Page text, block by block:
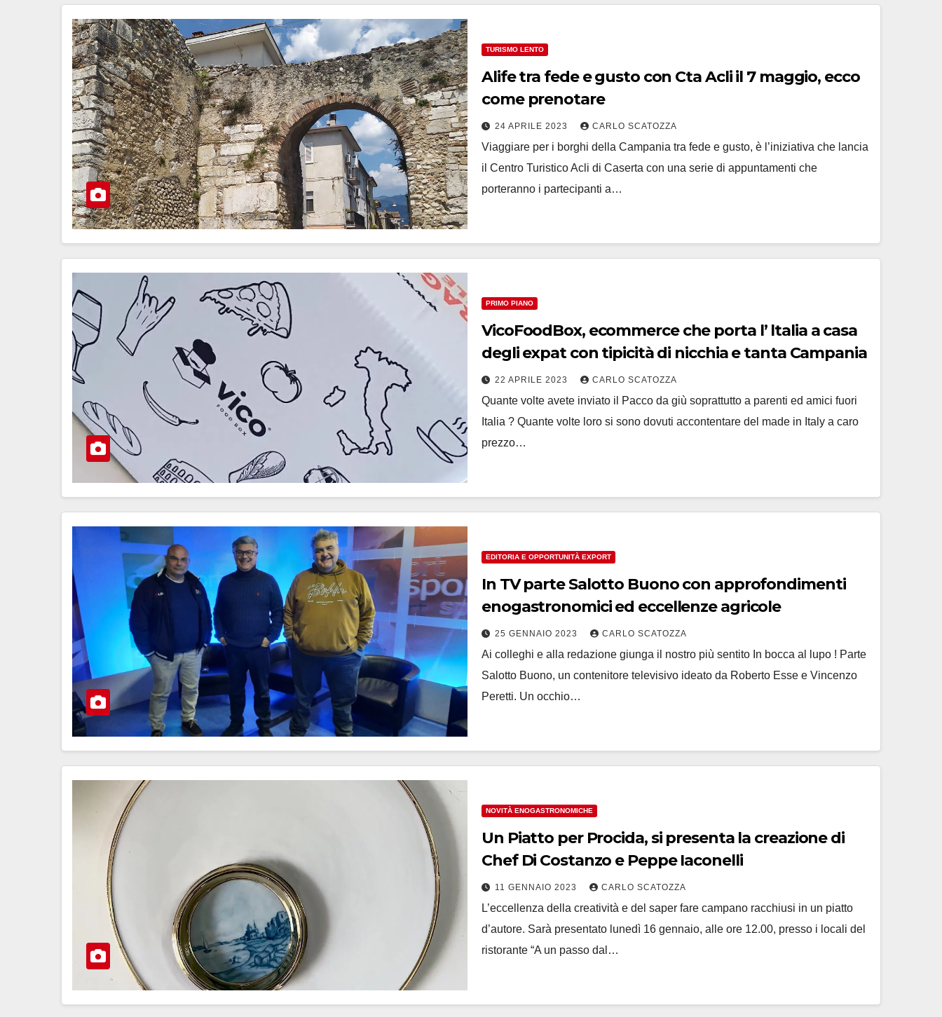
TURISMO LENTO
Alife tra fede e gusto con Cta Acli il 7 maggio, ecco
come prenotare
24 APRILE 2023 CARLO SCATOZZA
Viaggiare per i borghi della Campania tra fede e gusto, è l’iniziativa che lancia
il Centro Turistico Acli di Caserta con una serie di appuntamenti che
porteranno i partecipanti a…
PRIMO PIANO
VicoFoodBox, ecommerce che porta l’ ltalia a casa
degli expat con tipicità di nicchia e tanta Campania
22 APRILE 2023 CARLO SCATOZZA
Quante volte avete inviato il Pacco da giù soprattutto a parenti ed amici fuori
Italia ? Quante volte loro si sono dovuti accontentare del made in Italy a caro
prezzo…
EDITORIA E OPPORTUNITÀ EXPORT
In TV parte Salotto Buono con approfondimenti
enogastronomici ed eccellenze agricole
25 GENNAIO 2023 CARLO SCATOZZA
Ai colleghi e alla redazione giunga il nostro più sentito In bocca al lupo ! Parte
Salotto Buono, un contenitore televisivo ideato da Roberto Esse e Vincenzo
Peretti. Un occhio…
NOVITÀ ENOGASTRONOMICHE
Un Piatto per Procida, si presenta la creazione di
Chef Di Costanzo e Peppe Iaconelli
11 GENNAIO 2023 CARLO SCATOZZA
L’eccellenza della creatività e del saper fare campano racchiusi in un piatto
d’autore. Sarà presentato lunedì 16 gennaio, alle ore 12.00, presso i locali del
ristorante “A un passo dal…